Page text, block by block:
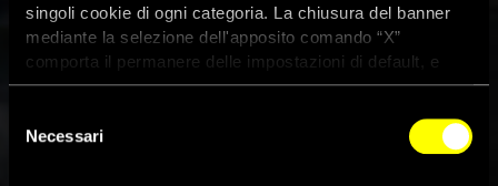
singoli cookie di ogni categoria. La chiusura del banner
mediante la selezione dell'apposito comando “X”
comporta il permanere delle impostazioni di default, e
dunque la continuazione della navigazione con i cookie
dei cookie attivi sul sito clicca
delNecessari